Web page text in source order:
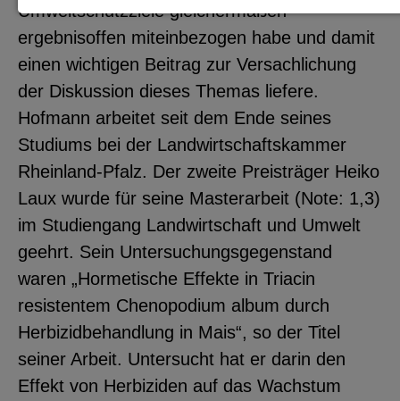
Umweltschutzziele gleichermaßen
ergebnisoffen miteinbezogen habe und damit
einen wichtigen Beitrag zur Versachlichung
der Diskussion dieses Themas liefere.
Hofmann arbeitet seit dem Ende seines
Studiums bei der Landwirtschaftskammer
Rheinland-Pfalz. Der zweite Preisträger Heiko
Laux wurde für seine Masterarbeit (Note: 1,3)
im Studiengang Landwirtschaft und Umwelt
geehrt. Sein Untersuchungsgegenstand
waren „Hormetische Effekte in Triacin
resistentem Chenopodium album durch
Herbizidbehandlung in Mais“, so der Titel
seiner Arbeit. Untersucht hat er darin den
Effekt von Herbiziden auf das Wachstum
Notwendige Cookies zur Session-
Verwaltung und für die generelle
Funktionalität der Seite (immer
notwendig).
EXTERNE MEDIEN
Seitenspezifische Erfassung von
Benutzerdaten durch
Drittanbieter, bspw. über das
Einbinden externer Videos,
Standortdaten oder
Stellenanzeigen.